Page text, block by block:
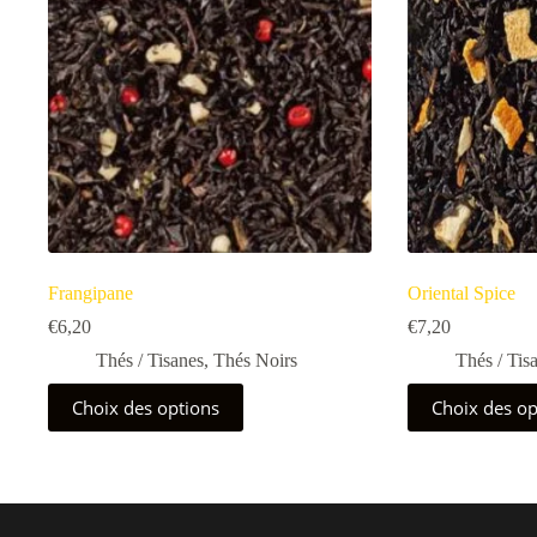
Frangipane
€6,20
Thés / Tisanes, Thés Noirs
Choix des options
Ce
produit
a
Les
Oriental Spice
€7,20
Thés /
Choix des
Ce
produit
a
Les